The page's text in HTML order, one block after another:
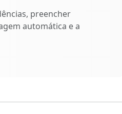
preencher
automática e a